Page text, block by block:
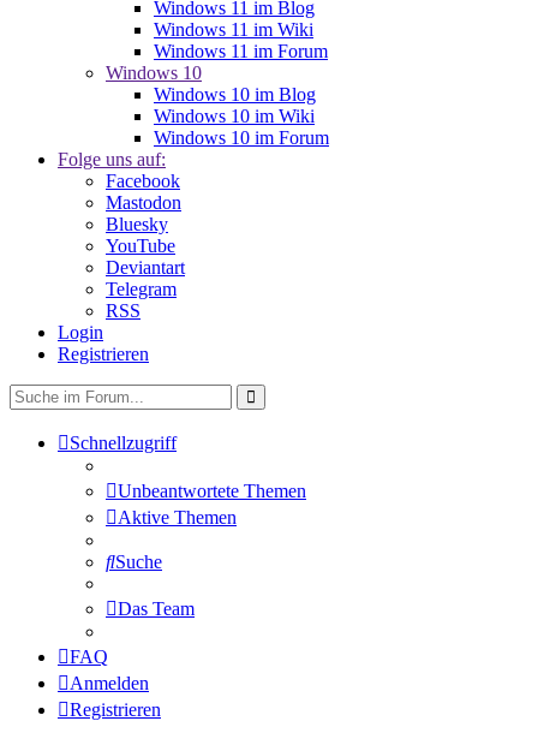
Windows 11 im Blog
Windows 11 im Wiki
Windows 11 im Forum
Windows 10
Windows 10 im Blog
Windows 10 im Wiki
Windows 10 im Forum
Folge uns auf:
Facebook
Mastodon
Bluesky
YouTube
Deviantart
Telegram
RSS
Login
Registrieren
Schnellzugriff
Unbeantwortete Themen
Aktive Themen
Suche
Das Team
FAQ
Anmelden
Registrieren